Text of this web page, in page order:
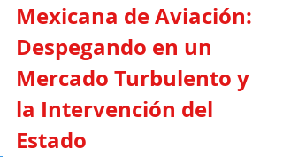
Mexicana de Aviación:
Despegando en un
Mercado Turbulento y
la Intervención del
Estado